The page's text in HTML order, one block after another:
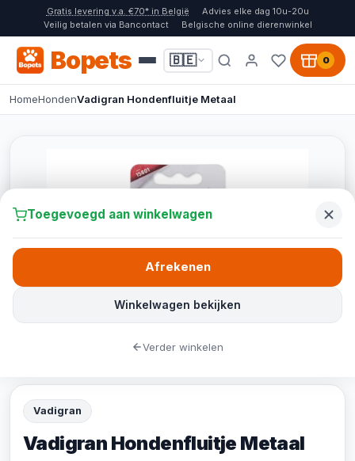
Gratis levering v.a. €70* in België
Advies elke dag 10u-20u
Veilig betalen via Bancontact
Belgische online dierenwinkel
Bopets 🇧🇪 0
HomeHondenVadigran Hondenfluitje Metaal
Vadigran
Vadigran Hondenfluitje Metaal
Toegevoegd aan winkelwagen
Winkelwagen bekijken
Afrekenen
Verder winkelen